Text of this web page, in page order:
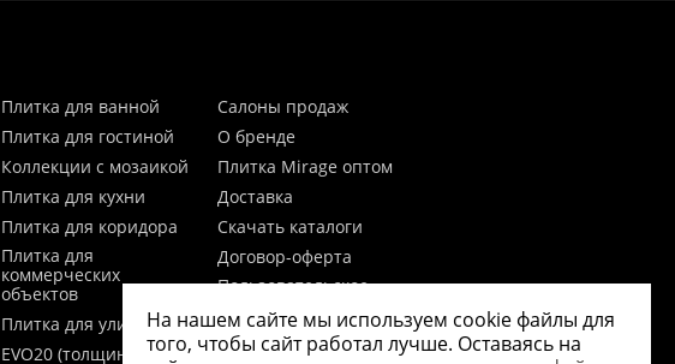
Плитка для ванной
Плитка для гостиной
Коллекции с мозаикой
Плитка для кухни
Плитка для коридора
Плитка для
коммерческих
объектов
Плитка для улицы
EVO20 (толщина 20мм)
Салоны продаж
О бренде
Плитка Mirage оптом
Доставка
Скачать каталоги
Договор-оферта
Пользовательское
Согласие на обработку
персональных данных
На нашем сайте мы используем cookie файлы для
того, чтобы сайт работал лучше. Оставаясь на